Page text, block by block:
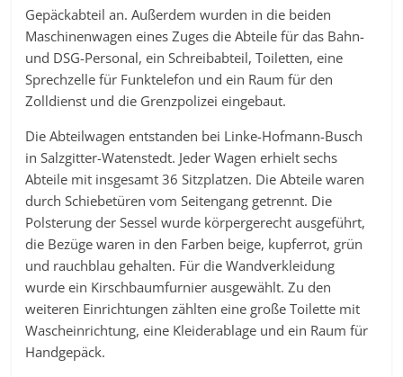
Gepäckabteil an. Außerdem wurden in die beiden
Maschinenwagen eines Zuges die Abteile für das Bahn-
und DSG-Personal, ein Schreibabteil, Toiletten, eine
Sprechzelle für Funktelefon und ein Raum für den
Zolldienst und die Grenzpolizei eingebaut.
Die Abteilwagen entstanden bei Linke-Hofmann-Busch
in Salzgitter-Watenstedt. Jeder Wagen erhielt sechs
Abteile mit insgesamt 36 Sitzplatzen. Die Abteile waren
durch Schiebetüren vom Seitengang getrennt. Die
Polsterung der Sessel wurde körpergerecht ausgeführt,
die Bezüge waren in den Farben beige, kupferrot, grün
und rauchblau gehalten. Für die Wandverkleidung
wurde ein Kirschbaumfurnier ausgewählt. Zu den
weiteren Einrichtungen zählten eine große Toilette mit
Wascheinrichtung, eine Kleiderablage und ein Raum für
Handgepäck.